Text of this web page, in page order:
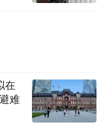
府的态度，早已引
巴拿马人认为，该
力没有明确反抗，
多年来，巴拿马经
在
难